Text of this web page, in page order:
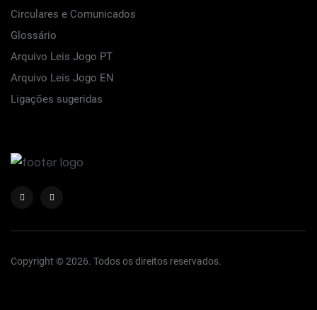
Circulares e Comunicados
Glossário
Arquivo Leis Jogo PT
Arquivo Leis Jogo EN
Ligações sugeridas
Copyright © 2026. Todos os direitos reservados.